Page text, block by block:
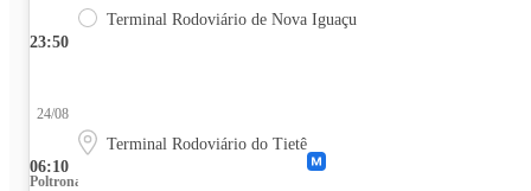
23:50
Terminal Rodoviário de Nova Iguaçu
06:10
24/08
Terminal Rodoviário do Tietê
Poltrona